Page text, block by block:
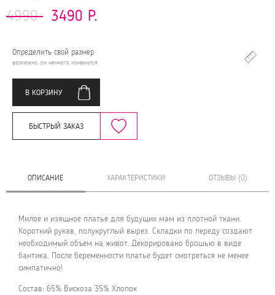
4990 3490 Р.
Определить свой размер
возможно, он немного изменился
В КОРЗИНУ
БЫСТРЫЙ ЗАКАЗ
ОПИСАНИЕ ХАРАКТЕРИСТИКИ ОТЗЫВЫ (0)
Милое и изящное платье для будущих мам из плотной ткани.
Короткий рукав, полукруглый вырез. Складки по переду создают
необходимый объем на живот. Декорировано брошью в виде
бантика. После беременности платье будет смотреться не менее
симпатично!
Состав: 65% Вискоза 35% Хлопок